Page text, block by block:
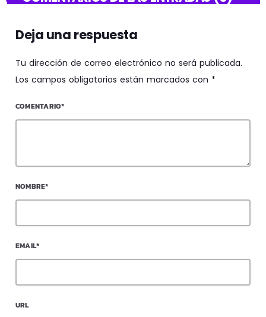
Deja una respuesta
Tu dirección de correo electrónico no será publicada.
Los campos obligatorios están marcados con *
COMENTARIO*
NOMBRE*
EMAIL*
URL